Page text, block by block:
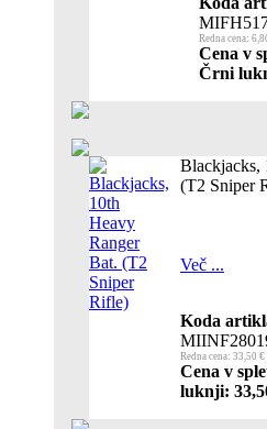
Redna cena:
Cena v
Črni
Blackjacks,
(T2 Sniper
Več ...
Koda
Redna cena: 33,50 €
Cena v
luknji: